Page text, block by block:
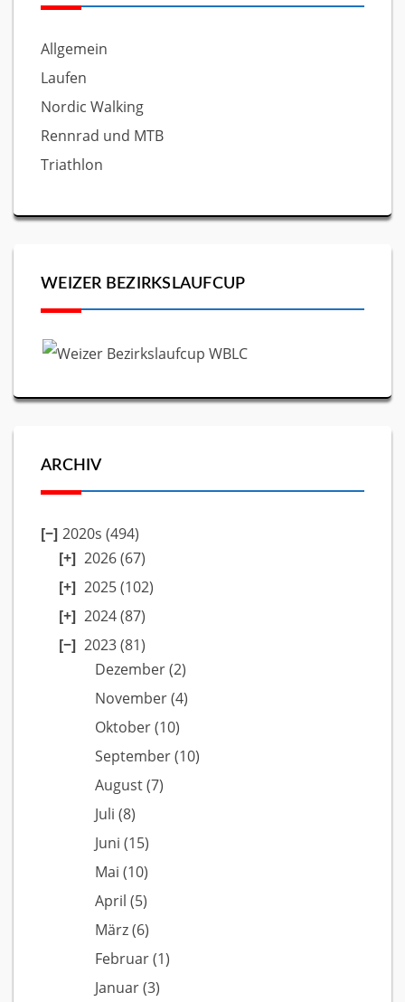
Allgemein
Laufen
Nordic Walking
Rennrad und MTB
Triathlon
WEIZER BEZIRKSLAUFCUP
ARCHIV
2020s (494)
2026(67)
2025(102)
2024(87)
2023(81)
Dezember(2)
November(4)
Oktober(10)
September(10)
August(7)
Juli (8)
Juni (15)
Mai (10)
April (5)
März(6)
Februar(1)
Januar(3)